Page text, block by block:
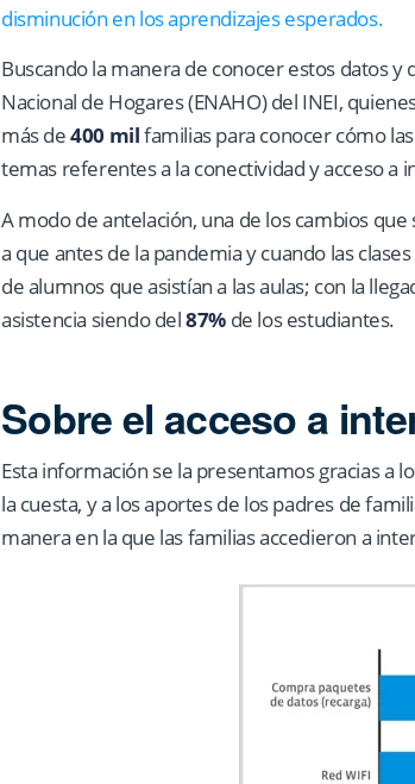
disminución en los aprendizajes esperados.
Buscando la manera de conocer estos datos
Nacional de Hogares (ENAHO) del INEI,
más de400 milfamilias para conocer cómo
temas referentes a la conectividad y acceso a
A modo de antelación, una de los cambios
a que antes de la pandemia y cuando las
de alumnos que asistían a las aulas; con la
asistencia siendo del87% de los estudiantes.
Sobre el acceso a
Esta información se la presentamos gracias a
la cuesta, y a los aportes de los padres de
manera en la que las familias accedieron a